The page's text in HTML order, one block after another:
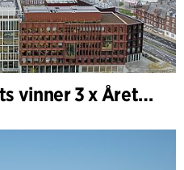
C.F. Møller Architects vinner 3 x Årets Byggnad 2025